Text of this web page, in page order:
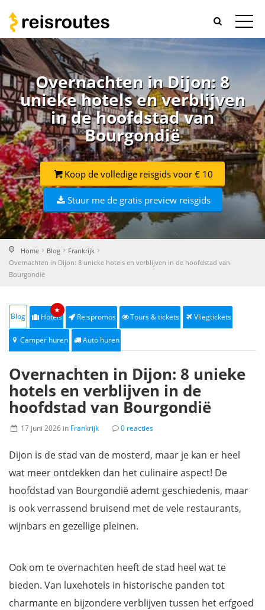
Overnachten in Dijon: 8
unieke hotels en verblijven
in de hoofdstad van
Bourgondië
Koop de volledige reisgids voor € 10
Stuur me de gratis preview reisgids
Home Blog
Frankrijk
Overnachten in Dijon: 8 unieke hotels en verblijven in de hoofdstad van
Bourgondië
Blog Hotels
★
Reispromos Tours & tickets Vliegtickets
Camper huren Auto huren
Overnachten in Dijon: 8 unieke
hotels en verblijven in de
hoofdstad van Bourgondië
17 juni 2026 in Frankrijk 0 reacties
Dijon is de stad van de mosterd, maar je kan er heel
wat meer ontdekken dan het culinaire aspect! De
hoofdstad van Bourgondië ademt geschiedenis, maar
is ook verrassend bruisend met de vele restaurants,
wijnbars en gezellige pleinen.
Ook om te overnachten heeft de stad heel wat te
bieden. Van luxehotels in historische panden tot
charmante en bijzondere verblijven tussen het erfgoed